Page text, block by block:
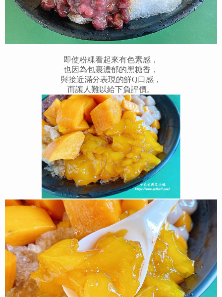
即使粉粿看起來有色素感，
也因為包裹濃郁的黑糖香，
與接近滿分表現的鮮Q口感，
而讓人難以給下負評價。